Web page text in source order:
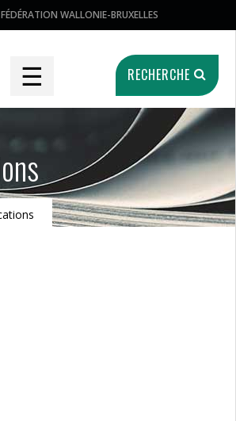
FÉDÉRATION WALLONIE-BRUXELLES
☰ RECHERCHE